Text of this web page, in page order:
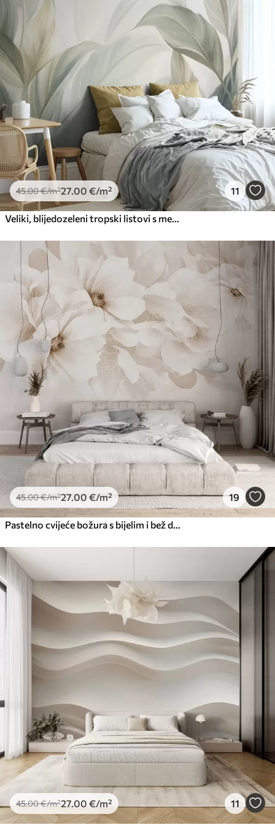
Premium
56 .67 €/m²
Premium vinil
66 40 .00 /m²
Peel and Stick
81.6749.00€/m²
45.00€/m²27 .00 €/m² 11
45.00€/m²27 .00 €/m² 19
45.00€/m²27 .00 €/m² 11